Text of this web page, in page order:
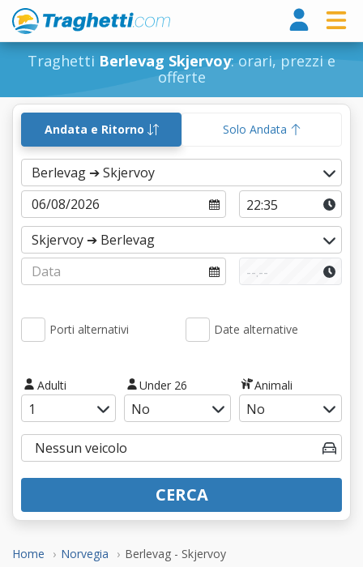
Traghetti Berlevag Skjervoy: orari, prezzi e
offerte
Home Norvegia Berlevag - Skjervoy
Andata e Ritorno Solo Andata
Porti alternativi Date alternative
Adulti Under 26 Animali
CERCA